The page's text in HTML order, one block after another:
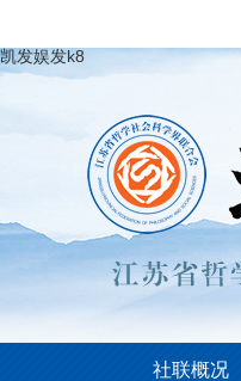
凯发娱发k8
社联概况